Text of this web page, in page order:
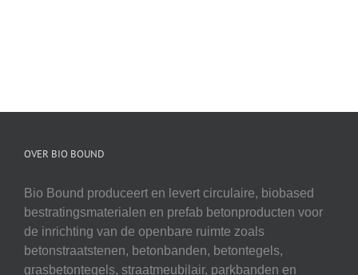
OVER BIO BOUND
Bio Bound produceert en levert circulaire, biobased
bestratingsmaterialen en prefab betonproducten voor
de inrichting van de openbare ruimte zoals
betonstraatstenen, betonbanden, betontegels,
grasbetontegels, straatmeubilair, parkbanden en